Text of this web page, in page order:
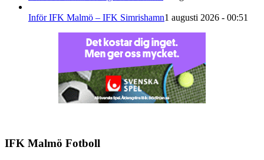
Inför IFK Malmö – IFK Simrishamn1 augusti 2026 - 00:51
IFK Malmö Fotboll